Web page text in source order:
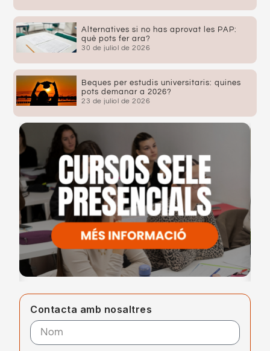
Alternatives si no has aprovat les PAP:
què pots fer ara?
30 de juliol de 2026
Beques per estudis universitaris: quines
pots demanar a 2026?
23 de juliol de 2026
Contacta amb nosaltres